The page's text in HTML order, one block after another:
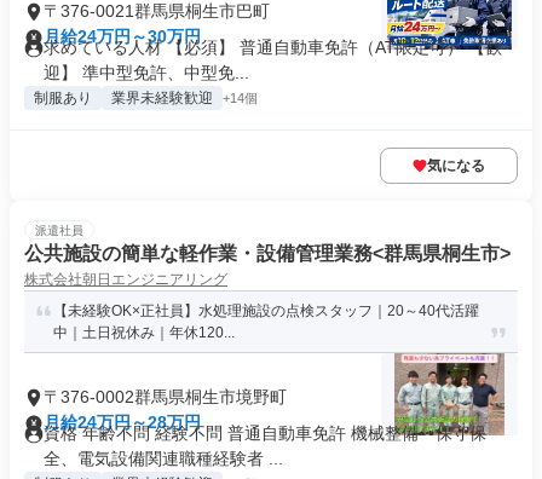
〒376-0021群馬県桐生市巴町
月給24万円～30万円
求めている人材 【必須】 普通自動車免許（AT限定可） 【歓
迎】 準中型免許、中型免...
制服あり 業界未経験歓迎 +14個
気になる
派遣社員
公共施設の簡単な軽作業・設備管理業務<群馬県桐生市>
株式会社朝日エンジニアリング
【未経験OK×正社員】水処理施設の点検スタッフ｜20～40代活躍
中｜土日祝休み｜年休120...
〒376-0002群馬県桐生市境野町
月給24万円～28万円
資格 年齢不問 経験不問 普通自動車免許 機械整備・保守保
全、電気設備関連職種経験者 ...